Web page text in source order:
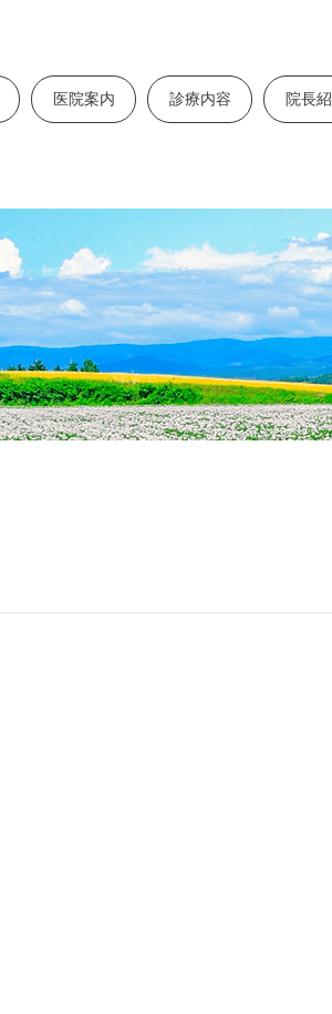
医院案内 診療内容 院長